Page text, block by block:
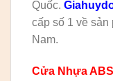
Quốc.
cấp số 1 về sản
Nam.
Cửa Nhựa